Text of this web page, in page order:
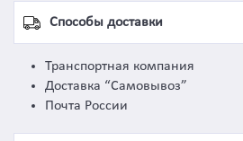
Способы доставки
Транспортная компания
Доставка “Самовывоз”
Почта России